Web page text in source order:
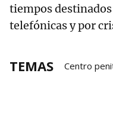
tiempos
telefónicas y por
TEMAS
Centro